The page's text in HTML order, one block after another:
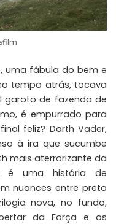
uma fábula do bem e
tempo atrás, tocava
garoto de fazenda de
é empurrado para
feliz? Darth Vader,
à ira que sucumbe
mais aterrorizante da
é uma história de
nuances entre preto
nova, no fundo,
da Força e os